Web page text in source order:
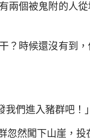
兩個被鬼附的人從
？時候還沒有到
們進入豬群吧！」
然闖下山崖，投